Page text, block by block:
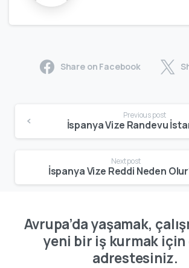
Share on Facebook
Previous post
Next post
Avrupa’da yaşamak,
yeni bir iş kurmak için
adrestesiniz.